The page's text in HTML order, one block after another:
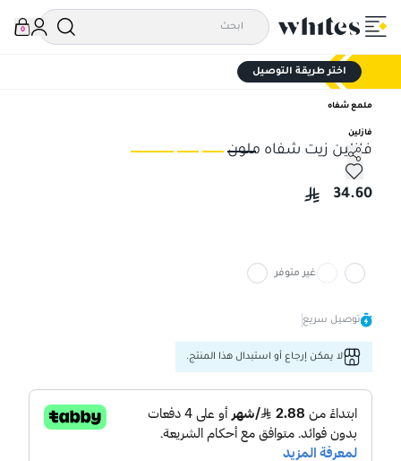
0
اختر طريقة التوصيل
ملمع شفاه
فازلين
فازلين زيت شفاه ملون
فازلين زيت شفاه ملون
34.60
غير متوفر
توصيل سريع
لا يمكن إرجاع أو استبدال هذا المنتج.